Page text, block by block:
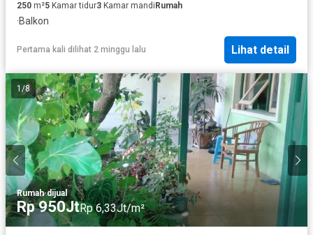
250 m²5 Kamar tidur3 Kamar mandi Rumah
·Balkon
Pertama kali dilihat 2 minggu lalu Lihat detail
1 /8
Rumah·dijual
Rp 950JtRp 6,33Jt/m²